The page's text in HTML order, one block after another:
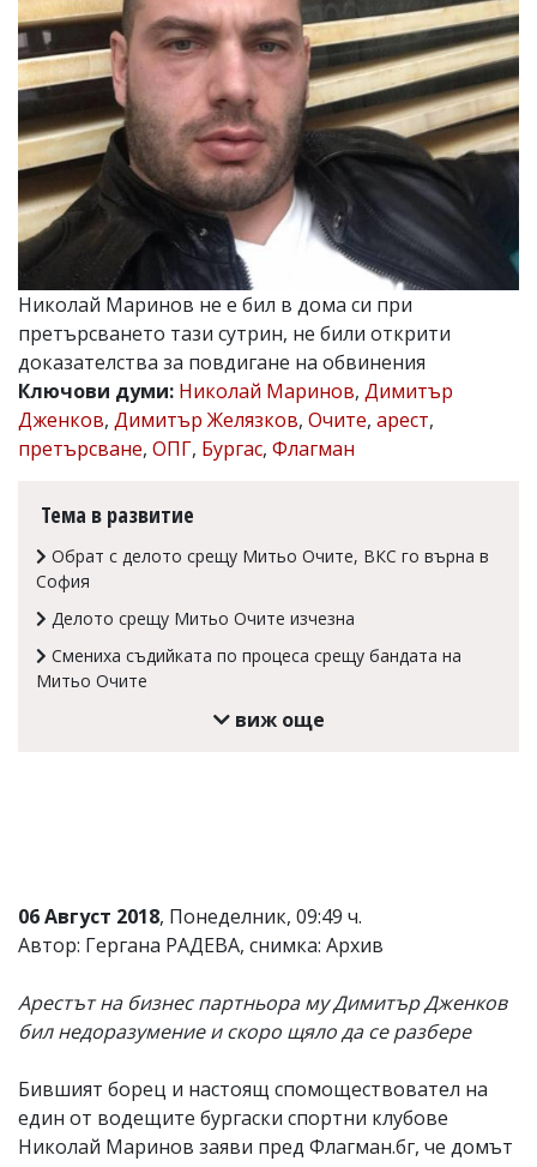
Управители:
Веселин
Василев,
email:
v.vasilev@flagman.bg
Катя
Касабова,
еmail:k.kassabova@flagman.bg
Главен
редактор:
Иван
email:
office@flagman.bg
Коментарите
под
статиите
се
въвеждат
редакцията
носи
отговорност
Ако
откриете
Николай Маринов не е бил в дома си при
претърсването тази сутрин, не били открити
доказателства за повдигане на обвинения
Ключови думи: Николай Маринов, Димитър
Дженков, Димитър Желязков, Очите, арест,
претърсване, ОПГ, Бургас, Флагман
Тема в развитие
Обрат с делото срещу Митьо Очите, ВКС го върна в
София
Делото срещу Митьо Очите изчезна
Смениха съдийката по процеса срещу бандата на
Митьо Очите
виж още
06 Август 2018, Понеделник, 09:49 ч.
Автор: Гергана РАДЕВА, снимка: Архив
Арестът на бизнес партньора му Димитър Дженков
бил недоразумение и скоро щяло да се разбере
Бившият борец и настоящ спомоществовател на
един от водещите бургаски спортни клубове
Николай Маринов заяви пред Флагман.бг, че домът